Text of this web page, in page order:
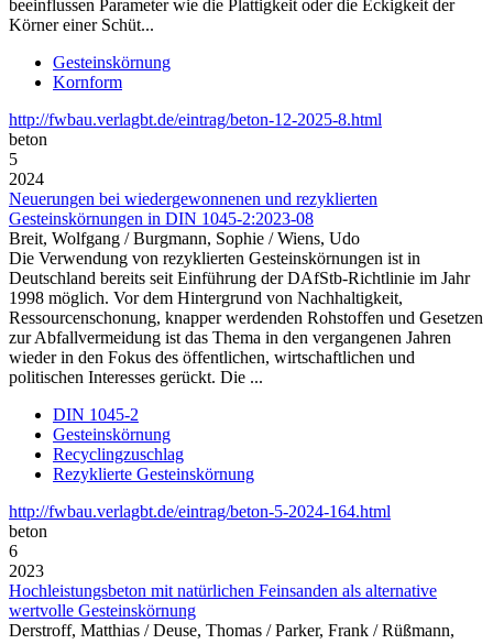
beeinflussen Parameter wie die Plattigkeit oder die Eckigkeit der
Körner einer Schüt...
Gesteinskörnung
Kornform
http://fwbau.verlagbt.de/eintrag/beton-12-2025-8.html
beton
5
2024
Neuerungen bei wiedergewonnenen und rezyklierten
Gesteinskörnungen in DIN 1045-2:2023-08
Breit, Wolfgang / Burgmann, Sophie / Wiens, Udo
Die Verwendung von rezyklierten Gesteinskörnungen ist in
Deutschland bereits seit Einführung der DAfStb-Richtlinie im Jahr
1998 möglich. Vor dem Hintergrund von Nachhaltigkeit,
Ressourcenschonung, knapper werdenden Rohstoffen und Gesetzen
zur Abfallvermeidung ist das Thema in den vergangenen Jahren
wieder in den Fokus des öffentlichen, wirtschaftlichen und
politischen Interesses gerückt. Die ...
DIN 1045-2
Gesteinskörnung
Recyclingzuschlag
Rezyklierte Gesteinskörnung
http://fwbau.verlagbt.de/eintrag/beton-5-2024-164.html
beton
6
2023
Hochleistungsbeton mit natürlichen Feinsanden als alternative
wertvolle Gesteinskörnung
Derstroff, Matthias / Deuse, Thomas / Parker, Frank / Rüßmann,